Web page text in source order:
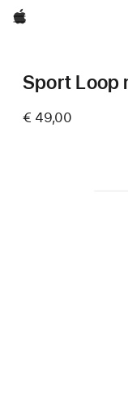
Apple
Sport Loop
€ 49,00